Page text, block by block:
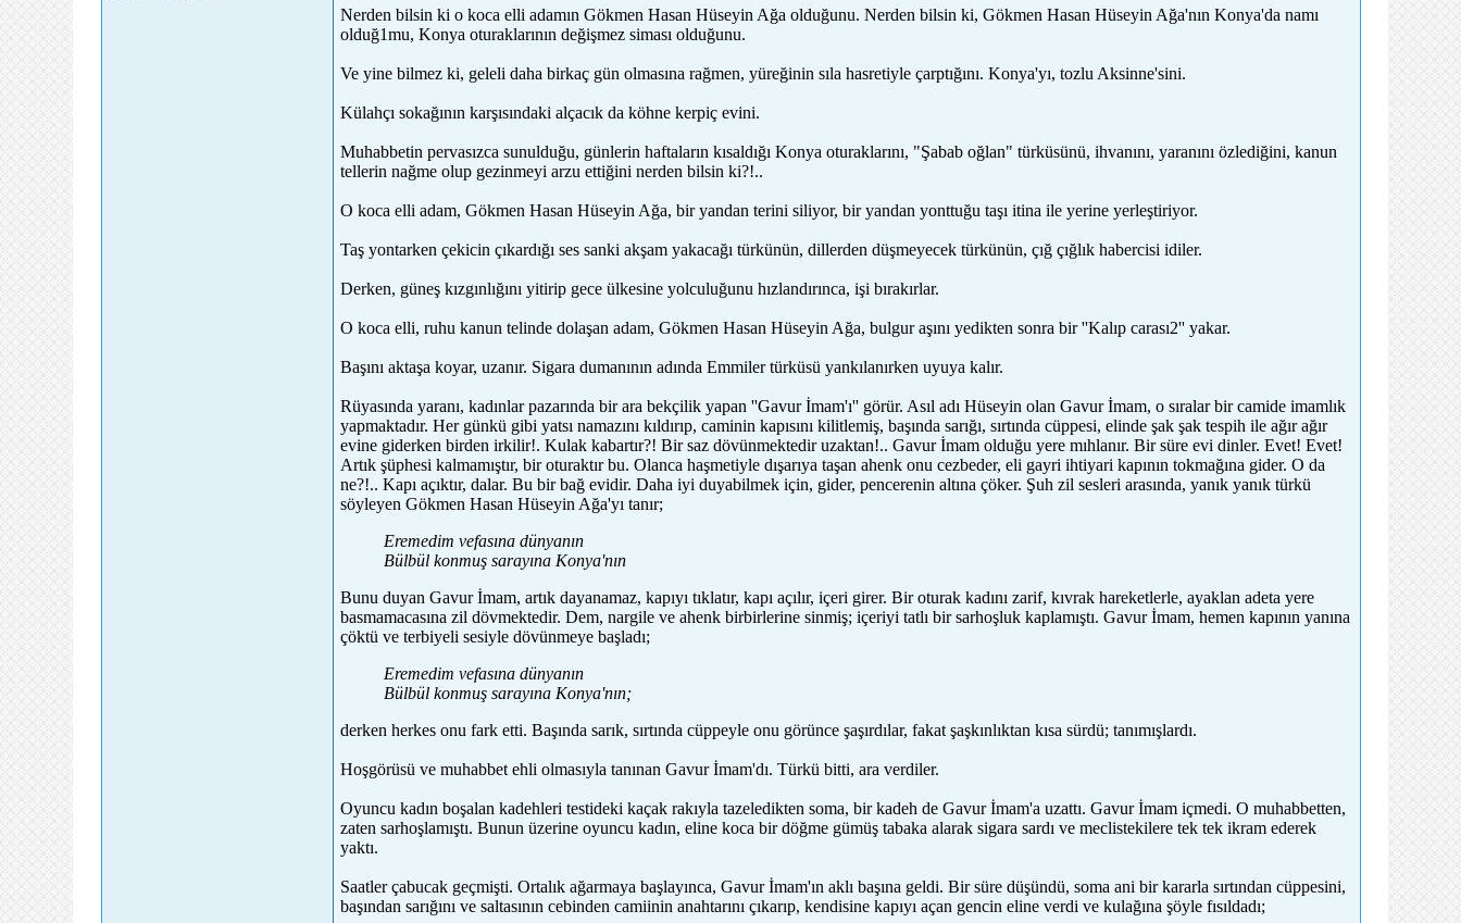
Nerden bilsin ki o koca elli adamın Gökmen Hasan Hüseyin Ağa olduğunu. Nerden bilsin ki, Gökmen Hasan Hüseyin Ağa'nın Konya'da namı
olduğ1mu, Konya oturaklarının değişmez siması olduğunu.
Ve yine bilmez ki, geleli daha birkaç gün olmasına rağmen, yüreğinin sıla hasretiyle çarptığını. Konya'yı, tozlu Aksinne'sini.
Külahçı sokağının karşısındaki alçacık da köhne kerpiç evini.
Muhabbetin pervasızca sunulduğu, günlerin haftaların kısaldığı Konya oturaklarını, "Şabab oğlan" türküsünü, ihvanını, yaranını özlediğini, kanun
tellerin nağme olup gezinmeyi arzu ettiğini nerden bilsin ki?!..
O koca elli adam, Gökmen Hasan Hüseyin Ağa, bir yandan terini siliyor, bir yandan yonttuğu taşı itina ile yerine yerleştiriyor.
Taş yontarken çekicin çıkardığı ses sanki akşam yakacağı türkünün, dillerden düşmeyecek türkünün, çığ çığlık habercisi idiler.
Derken, güneş kızgınlığını yitirip gece ülkesine yolculuğunu hızlandırınca, işi bırakırlar.
O koca elli, ruhu kanun telinde dolaşan adam, Gökmen Hasan Hüseyin Ağa, bulgur aşını yedikten sonra bir ''Kalıp carası2'' yakar.
Başını aktaşa koyar, uzanır. Sigara dumanının adında Emmiler türküsü yankılanırken uyuya kalır.
Rüyasında yaranı, kadınlar pazarında bir ara bekçilik yapan ''Gavur İmam'ı'' görür. Asıl adı Hüseyin olan Gavur İmam, o sıralar bir camide imamlık
yapmaktadır. Her günkü gibi yatsı namazını kıldırıp, caminin kapısını kilitlemiş, başında sarığı, sırtında cüppesi, elinde şak şak tespih ile ağır ağır
evine giderken birden irkilir!. Kulak kabartır?! Bir saz dövünmektedir uzaktan!.. Gavur İmam olduğu yere mıhlanır. Bir süre evi dinler. Evet! Evet!
Artık şüphesi kalmamıştır, bir oturaktır bu. Olanca haşmetiyle dışarıya taşan ahenk onu cezbeder, eli gayri ihtiyari kapının tokmağına gider. O da
ne?!.. Kapı açıktır, dalar. Bu bir bağ evidir. Daha iyi duyabilmek için, gider, pencerenin altına çöker. Şuh zil sesleri arasında, yanık yanık türkü
söyleyen Gökmen Hasan Hüseyin Ağa'yı tanır;
Eremedim vefasına dünyanın
Bülbül konmuş sarayına Konya'nın
Bunu duyan Gavur İmam, artık dayanamaz, kapıyı tıklatır, kapı açılır, içeri girer. Bir oturak kadını zarif, kıvrak hareketlerle, ayaklan adeta yere
basmamacasına zil dövmektedir. Dem, nargile ve ahenk birbirlerine sinmiş; içeriyi tatlı bir sarhoşluk kaplamıştı. Gavur İmam, hemen kapının yanına
çöktü ve terbiyeli sesiyle dövünmeye başladı;
Eremedim vefasına dünyanın
Bülbül konmuş sarayına Konya'nın;
derken herkes onu fark etti. Başında sarık, sırtında cüppeyle onu görünce şaşırdılar, fakat şaşkınlıktan kısa sürdü; tanımışlardı.
Hoşgörüsü ve muhabbet ehli olmasıyla tanınan Gavur İmam'dı. Türkü bitti, ara verdiler.
Oyuncu kadın boşalan kadehleri testideki kaçak rakıyla tazeledikten soma, bir kadeh de Gavur İmam'a uzattı. Gavur İmam içmedi. O muhabbetten,
zaten sarhoşlamıştı. Bunun üzerine oyuncu kadın, eline koca bir döğme gümüş tabaka alarak sigara sardı ve meclistekilere tek tek ikram ederek
yaktı.
Saatler çabucak geçmişti. Ortalık ağarmaya başlayınca, Gavur İmam'ın aklı başına geldi. Bir süre düşündü, soma ani bir kararla sırtından cüppesini,
başından sarığını ve saltasının cebinden camiinin anahtarını çıkarıp, kendisine kapıyı açan gencin eline verdi ve kulağına şöyle fısıldadı;